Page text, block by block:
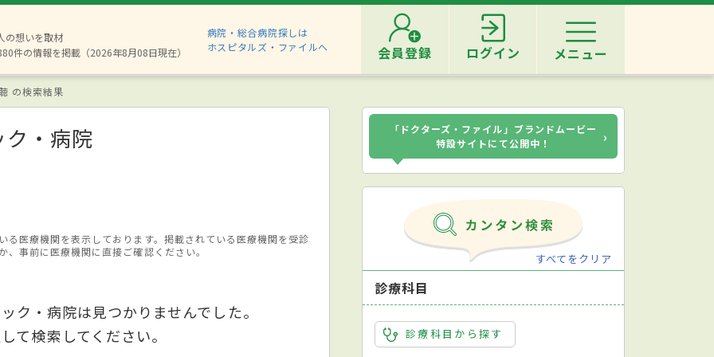
の想いを取材
件の情報を掲載（2026年8月08日現在）
病院・総合病院探しは
ホスピタルズ・ファイルへ
会員登録 ログイン メニュー
の検索結果
・病院
医療機関を表示しております。掲載されている医療機関を受診
事前に医療機関に直接ご確認ください。
ク・病院は見つかりませんでした。
て検索してください。
「ドクターズ・ファイル」ブランドムービー
特設サイトにて公開中！
›
すべてをクリア
診療科目
診療科目から探す